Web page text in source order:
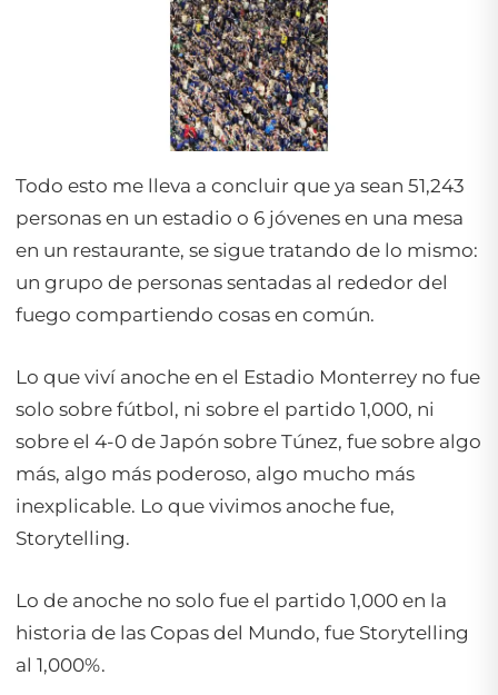
Todo esto me lleva a concluir que ya sean 51,243
personas en un estadio o 6 jóvenes en una mesa
en un restaurante, se sigue tratando de lo mismo:
un grupo de personas sentadas al rededor del
fuego compartiendo cosas en común.
Lo que viví anoche en el Estadio Monterrey no fue
solo sobre fútbol, ni sobre el partido 1,000, ni
sobre el 4-0 de Japón sobre Túnez, fue sobre algo
más, algo más poderoso, algo mucho más
inexplicable. Lo que vivimos anoche fue,
Storytelling.
Lo de anoche no solo fue el partido 1,000 en la
historia de las Copas del Mundo, fue Storytelling
al 1,000%.